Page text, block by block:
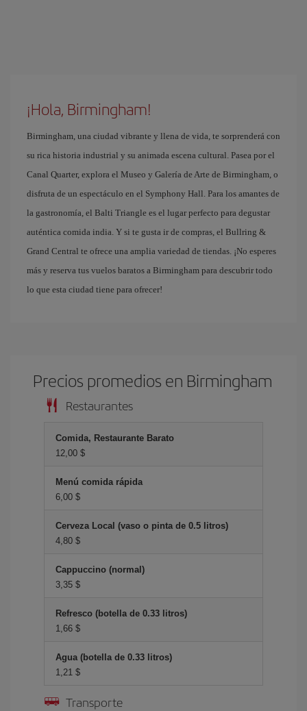
¡Hola, Birmingham!
Birmingham, una ciudad vibrante y llena de vida, te sorprenderá con
su rica historia industrial y su animada escena cultural. Pasea por el
Canal Quarter, explora el Museo y Galería de Arte de Birmingham, o
disfruta de un espectáculo en el Symphony Hall. Para los amantes de
la gastronomía, el Balti Triangle es el lugar perfecto para degustar
auténtica comida india. Y si te gusta ir de compras, el Bullring &
Grand Central te ofrece una amplia variedad de tiendas. ¡No esperes
más y reserva tus vuelos baratos a Birmingham para descubrir todo
lo que esta ciudad tiene para ofrecer!
Precios promedios en Birmingham
Restaurantes
Comida, Restaurante Barato
12,00 $
Menú comida rápida
6,00 $
Cerveza Local (vaso o pinta de 0.5 litros)
4,80 $
Cappuccino (normal)
3,35 $
Refresco (botella de 0.33 litros)
1,66 $
Agua (botella de 0.33 litros)
1,21 $
Transporte